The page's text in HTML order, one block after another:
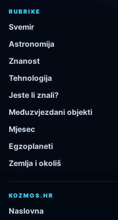
RUBRIKE
Svemir
Astronomija
Znanost
Tehnologija
Jeste li znali?
Međuzvjezdani objekti
Mjesec
Egzoplaneti
Zemlja i okoliš
KOZMOS.HR
Naslovna